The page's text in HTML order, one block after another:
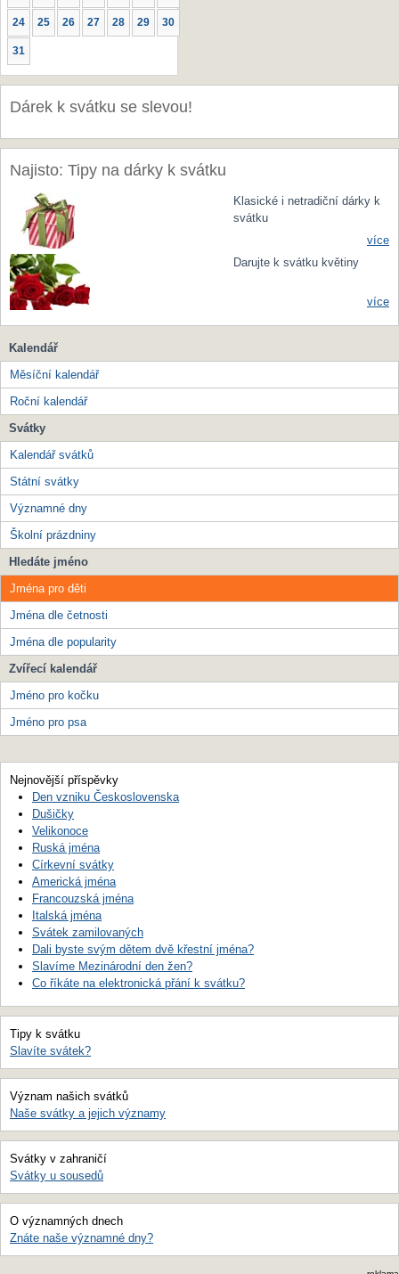
24 25 26 27 28 29 30
31
Dárek k svátku se slevou!
Najisto: Tipy na dárky k svátku
Klasické i netradiční dárky k
svátku
více
Darujte k svátku květiny
více
Kalendář
Měsíční kalendář
Roční kalendář
Svátky
Kalendář svátků
Státní svátky
Významné dny
Školní prázdniny
Hledáte jméno
Jména pro děti
Jména dle četnosti
Jména dle popularity
Zvířecí kalendář
Jméno pro kočku
Jméno pro psa
Nejnovější příspěvky
Den vzniku Československa
Dušičky
Velikonoce
Ruská jména
Církevní svátky
Americká jména
Francouzská jména
Italská jména
Svátek zamilovaných
Dali byste svým dětem dvě křestní jména?
Slavíme Mezinárodní den žen?
Co říkáte na elektronická přání k svátku?
Tipy k svátku
Slavíte svátek?
Význam našich svátků
Naše svátky a jejich významy
Svátky v zahraničí
Svátky u sousedů
O významných dnech
Znáte naše významné dny?